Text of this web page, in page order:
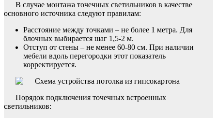
В случае монтажа точечных светильников в качестве
основного источника следуют правилам:
Расстояние между точками – не более 1 метра. Для
блочных выбирается шаг 1,5-2 м.
Отступ от стены – не менее 60-80 см. При наличии
мебели вдоль перегородки этот показатель
корректируется.
Порядок подключения точечных встроенных
светильников: